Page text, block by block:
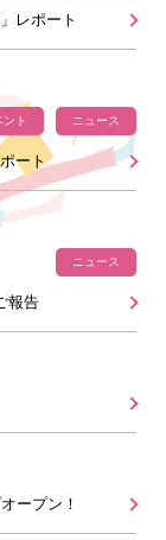
レポート
ント ニュース
ート
ニュース
報告
ープン！